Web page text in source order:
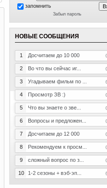
запомнить
Забыл пароль
НОВЫЕ СООБЩЕНИЯ
1 Досчитаем до 10 000
2 Во что вы сейчас иг...
3 Угадываем фильм по ...
4 Просмотр ЗВ :)
5 Что вы знаете о зве...
6 Вопросы и предложен...
7 Досчитаем до 12 000
8 Рекомендуем к просм...
9 сложный вопрос по з...
10 1-2 сезоны + вэб-эп...